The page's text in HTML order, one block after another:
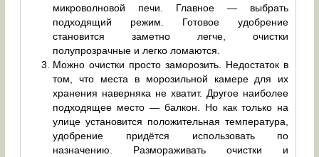
микроволновой печи. Главное — выбрать
подходящий режим. Готовое удобрение
становится заметно легче, очистки
полупрозрачные и легко ломаются.
Можно очистки просто заморозить. Недостаток в
том, что места в морозильной камере для их
хранения наверняка не хватит. Другое наиболее
подходящее место — балкон. Но как только на
улице установится положительная температура,
удобрение придётся использовать по
назначению. Размораживать очистки и